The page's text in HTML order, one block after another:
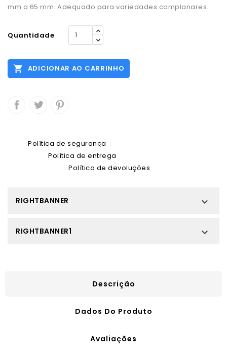
mm a 65 mm. Adequado para variedades complanares.
Quantidade
 ADICIONAR AO CARRINHO
Política de segurança
Política de entrega
Política de devoluções
RIGHTBANNER 
RIGHTBANNER1 
Descrição
Dados Do Produto
Avaliações